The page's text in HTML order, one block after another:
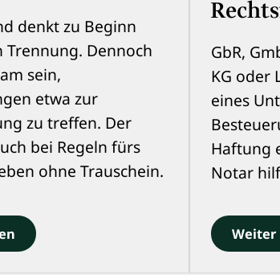
denkt zu Beginn
Trennung. Dennoch
sein,
etwa zur
zu treffen. Der
bei Regeln fürs
ohne Trauschein.
GbR,
KG oder
eines
Haftung
Notar
Weiter